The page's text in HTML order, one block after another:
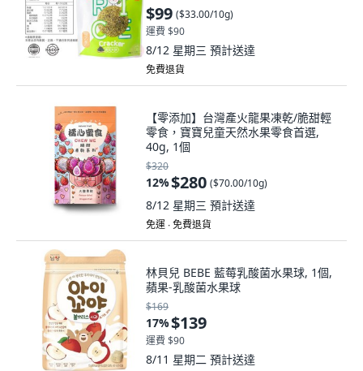
$99 ($33.00/10g)
運費 $90
8/12 星期三 預計送達
免費退貨
【零添加】台灣產火龍果凍乾/脆甜輕
零食，寶寶兒童天然水果零食首選,
40g, 1個
$320
12%$280 ($70.00/10g)
8/12 星期三 預計送達
免運 ∙ 免費退貨
林貝兒 BEBE 藍莓乳酸菌水果球, 1個,
蘋果-乳酸菌水果球
$169
17%$139
運費 $90
8/11 星期二 預計送達